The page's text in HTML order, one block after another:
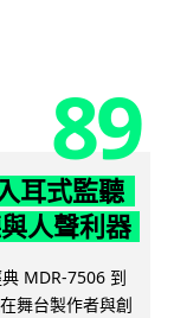
89
耳式監聽
人聲利器
MDR-7506 到
舞台製作者與創